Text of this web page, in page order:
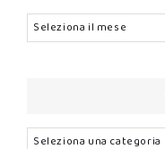
Archivi
Categorie